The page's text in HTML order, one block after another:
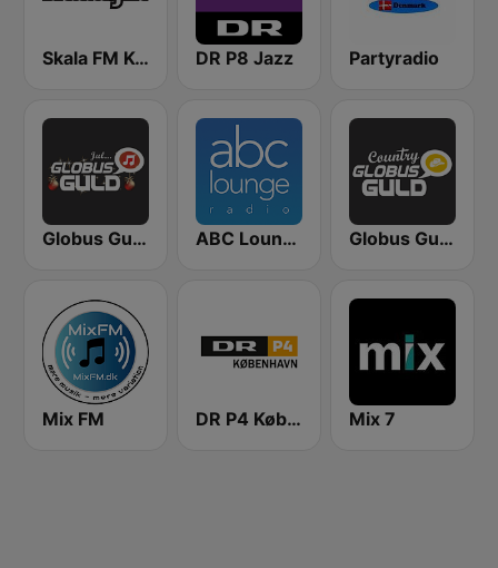
Skala FM Kolding DR P8 Jazz Partyradio
Globus Guld Jul ABC Lounge Jazz Globus Guld Country
Mix FM DR P4 København Mix 7